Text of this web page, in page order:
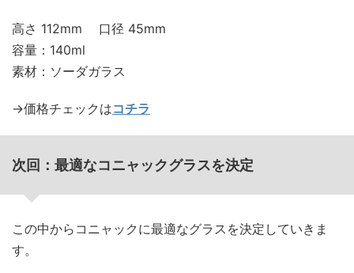
高さ 112mm 口径 45mm
容量：140ml
素材：ソーダガラス
→価格チェックはコチラ
次回：最適なコニャックグラスを決定
この中からコニャックに最適なグラスを決定していきま
す。